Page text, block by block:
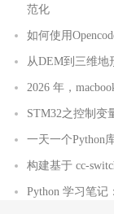
范化
如何使用
从DEM到三维地
2026 年，
STM32之控制变
一天一个Python
构建基于 cc-
Python 学习笔记